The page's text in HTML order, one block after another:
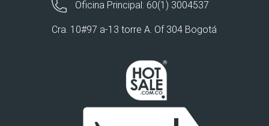
Oficina Principal: 60(1) 3004537
Cra. 10#97 a-13 torre A. Of 304 Bogotá